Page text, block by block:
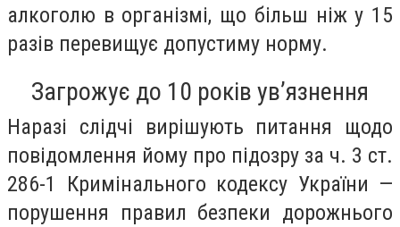
алкоголю в організмі, що більш ніж у 15
разів перевищує допустиму норму.
Загрожує до 10 років ув’язнення
Наразі слідчі вирішують питання щодо
повідомлення йому про підозру за ч. 3 ст.
286-1 Кримінального кодексу України —
порушення правил безпеки дорожнього